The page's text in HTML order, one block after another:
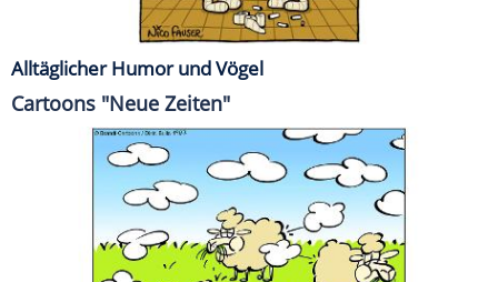
Alltäglicher Humor und Vögel
Cartoons "Neue Zeiten"